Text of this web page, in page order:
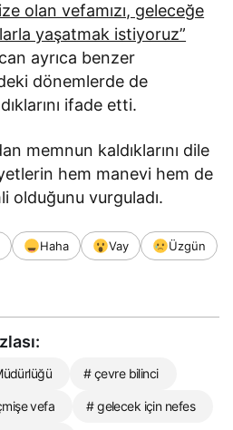
olan vefamızı, geleceğe
yaşatmak istiyoruz”
ayrıca benzer
dönemlerde de
ifade etti.
memnun kaldıklarını dile
hem manevi hem de
olduğunu vurguladı.
Haha Vay
Üzgün
# çevre bilinci
vefa # gelecek için nefes